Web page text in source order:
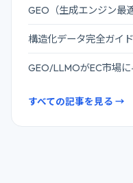
GEO（生成エンジン最
構造化データ完全ガイ
GEO/LLMOがEC市場
すべての記事を見る →